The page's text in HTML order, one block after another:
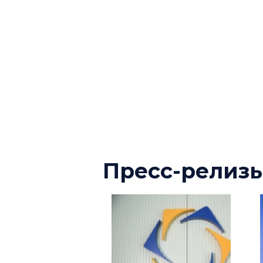
Пресс-